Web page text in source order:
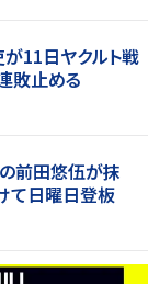
が11日ヤクルト戦
敗止める
の前田悠伍が抹
て日曜日登板